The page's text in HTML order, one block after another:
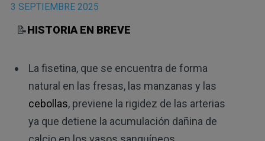
3 SEPTIEMBRE 2025
📝HISTORIA EN BREVE
La fisetina, que se encuentra de forma
natural en las fresas, las manzanas y las
cebollas, previene la rigidez de las arterias
ya que detiene la acumulación dañina de